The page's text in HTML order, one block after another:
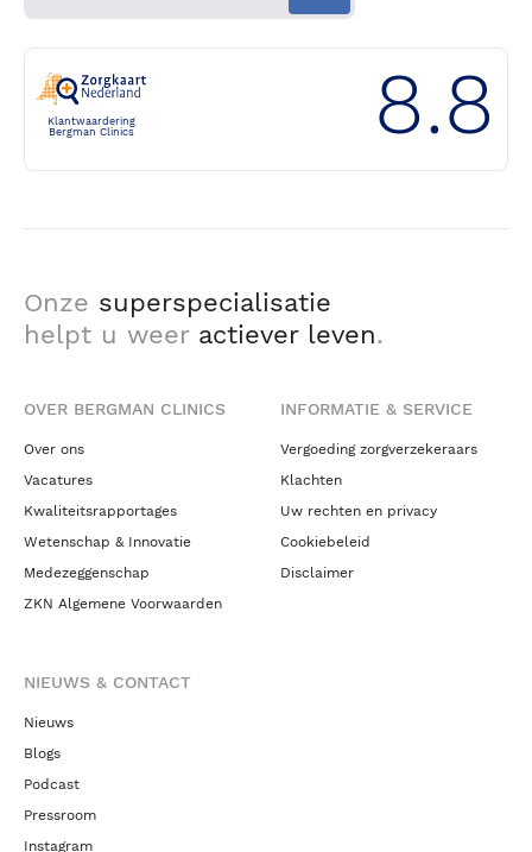
Klantwaardering
Bergman Clinics
8.8
Onze superspecialisatie
helpt u weer actiever leven.
OVER BERGMAN CLINICS
Over ons
Vacatures
Kwaliteitsrapportages
Wetenschap & Innovatie
Medezeggenschap
ZKN Algemene Voorwaarden
INFORMATIE & SERVICE
Vergoeding zorgverzekeraars
Klachten
Uw rechten en privacy
Cookiebeleid
Disclaimer
NIEUWS & CONTACT
Nieuws
Blogs
Podcast
Pressroom
Instagram